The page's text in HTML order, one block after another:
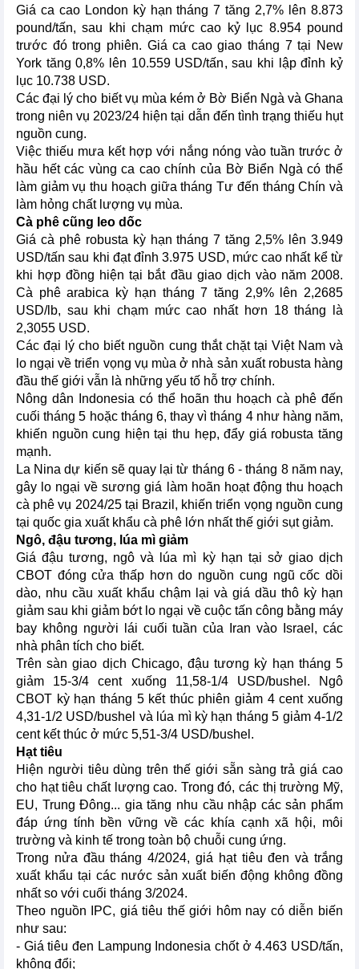
Giá ca cao London kỳ hạn tháng 7 tăng 2,7% lên 8.873
pound/tấn, sau khi chạm mức cao kỷ lục 8.954 pound
trước đó trong phiên. Giá ca cao giao tháng 7 tại New
York tăng 0,8% lên 10.559 USD/tấn, sau khi lập đỉnh kỷ
lục 10.738 USD.
Các đại lý cho biết vụ mùa kém ở Bờ Biển Ngà và Ghana
trong niên vụ 2023/24 hiện tại dẫn đến tình trạng thiếu hụt
nguồn cung.
Việc thiếu mưa kết hợp với nắng nóng vào tuần trước ở
hầu hết các vùng ca cao chính của Bờ Biển Ngà có thể
làm giảm vụ thu hoạch giữa tháng Tư đến tháng Chín và
làm hỏng chất lượng vụ mùa.
Cà phê cũng leo dốc
Giá cà phê robusta kỳ hạn tháng 7 tăng 2,5% lên 3.949
USD/tấn sau khi đạt đỉnh 3.975 USD, mức cao nhất kể từ
khi hợp đồng hiện tại bắt đầu giao dịch vào năm 2008.
Cà phê arabica kỳ hạn tháng 7 tăng 2,9% lên 2,2685
USD/lb, sau khi chạm mức cao nhất hơn 18 tháng là
2,3055 USD.
Các đại lý cho biết nguồn cung thắt chặt tại Việt Nam và
lo ngại về triển vọng vụ mùa ở nhà sản xuất robusta hàng
đầu thế giới vẫn là những yếu tố hỗ trợ chính.
Nông dân Indonesia có thể hoãn thu hoạch cà phê đến
cuối tháng 5 hoặc tháng 6, thay vì tháng 4 như hàng năm,
khiến nguồn cung hiện tại thu hẹp, đẩy giá robusta tăng
mạnh.
La Nina dự kiến sẽ quay lại từ tháng 6 - tháng 8 năm nay,
gây lo ngại về sương giá làm hoãn hoạt động thu hoạch
cà phê vụ 2024/25 tại Brazil, khiến triển vọng nguồn cung
tại quốc gia xuất khẩu cà phê lớn nhất thế giới sụt giảm.
Ngô, đậu tương, lúa mì giảm
Giá đậu tương, ngô và lúa mì kỳ hạn tại sở giao dịch
CBOT đóng cửa thấp hơn do nguồn cung ngũ cốc dồi
dào, nhu cầu xuất khẩu chậm lại và giá dầu thô kỳ hạn
giảm sau khi giảm bớt lo ngại về cuộc tấn công bằng máy
bay không người lái cuối tuần của Iran vào Israel, các
nhà phân tích cho biết.
Trên sàn giao dịch Chicago, đậu tương kỳ hạn tháng 5
giảm 15-3/4 cent xuống 11,58-1/4 USD/bushel. Ngô
CBOT kỳ hạn tháng 5 kết thúc phiên giảm 4 cent xuống
4,31-1/2 USD/bushel và lúa mì kỳ hạn tháng 5 giảm 4-1/2
cent kết thúc ở mức 5,51-3/4 USD/bushel.
Hạt tiêu
Hiện người tiêu dùng trên thế giới sẵn sàng trả giá cao
cho hạt tiêu chất lượng cao. Trong đó, các thị trường Mỹ,
EU, Trung Đông... gia tăng nhu cầu nhập các sản phẩm
đáp ứng tính bền vững về các khía cạnh xã hội, môi
trường và kinh tế trong toàn bộ chuỗi cung ứng.
Trong nửa đầu tháng 4/2024, giá hạt tiêu đen và trắng
xuất khẩu tại các nước sản xuất biến động không đồng
nhất so với cuối tháng 3/2024.
Theo nguồn IPC, giá tiêu thế giới hôm nay có diễn biến
như sau:
- Giá tiêu đen Lampung Indonesia chốt ở 4.463 USD/tấn,
không đổi;